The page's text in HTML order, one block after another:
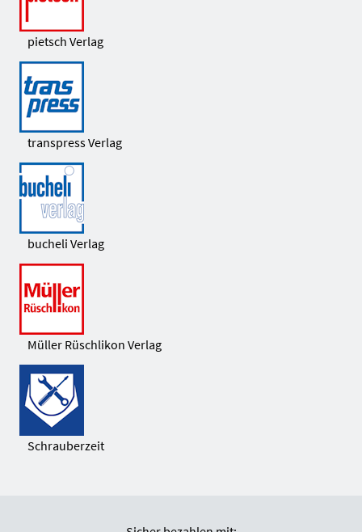
pietsch Verlag
transpress Verlag
bucheli Verlag
Müller Rüschlikon Verlag
Schrauberzeit